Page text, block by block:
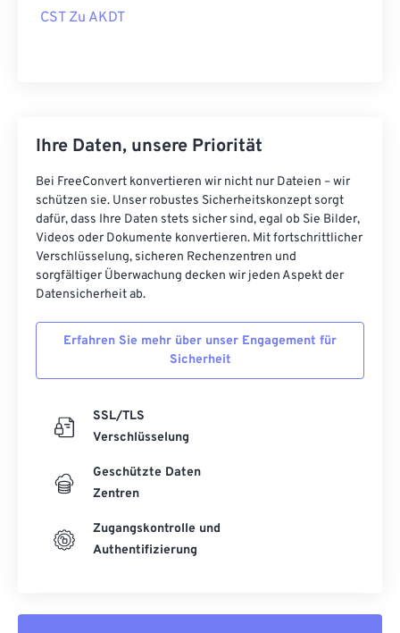
CST Zu AKDT
Ihre Daten, unsere Priorität
Bei FreeConvert konvertieren wir nicht nur Dateien – wir
schützen sie. Unser robustes Sicherheitskonzept sorgt
dafür, dass Ihre Daten stets sicher sind, egal ob Sie Bilder,
Videos oder Dokumente konvertieren. Mit fortschrittlicher
Verschlüsselung, sicheren Rechenzentren und
sorgfältiger Überwachung decken wir jeden Aspekt der
Datensicherheit ab.
Erfahren Sie mehr über unser Engagement für
Sicherheit
SSL/TLS
Verschlüsselung
Geschützte Daten
Zentren
Zugangskontrolle und
Authentifizierung